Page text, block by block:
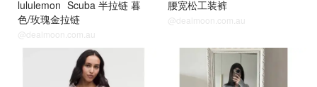
lululemon Scuba 半拉链 暮
色/玫瑰金拉链
@dealmoon.com.au
腰宽松工装裤
@dealmoon.com.au